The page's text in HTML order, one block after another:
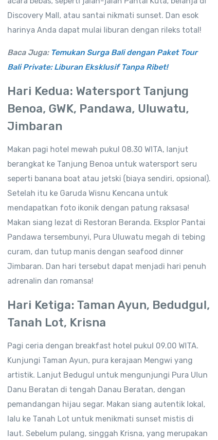
Discovery Mall, atau santai nikmati sunset. Dan esok
harinya Anda dapat mulai liburan dengan rileks total!
Baca Juga: Temukan Surga Bali dengan Paket Tour
Bali Private: Liburan Eksklusif Tanpa Ribet!
Hari Kedua: Watersport Tanjung
Benoa, GWK, Pandawa, Uluwatu,
Jimbaran
Makan pagi hotel mewah pukul 08.30 WITA, lanjut
berangkat ke Tanjung Benoa untuk watersport seru
seperti banana boat atau jetski (biaya sendiri, opsional).
Setelah itu ke Garuda Wisnu Kencana untuk
mendapatkan foto ikonik dengan patung raksasa!
Makan siang lezat di Restoran Beranda. Eksplor Pantai
Pandawa tersembunyi, Pura Uluwatu megah di tebing
curam, dan tutup manis dengan seafood dinner
Jimbaran. Dan hari tersebut dapat menjadi hari penuh
adrenalin dan romansa!
Hari Ketiga: Taman Ayun, Bedudgul,
Tanah Lot, Krisna
Pagi ceria dengan breakfast hotel pukul 09.00 WITA.
Kunjungi Taman Ayun, pura kerajaan Mengwi yang
artistik. Lanjut Bedugul untuk mengunjungi Pura Ulun
Danu Beratan di tengah Danau Beratan, dengan
pemandangan hijau segar. Makan siang autentik lokal,
lalu ke Tanah Lot untuk menikmati sunset mistis di
laut. Sebelum pulang, singgah Krisna, yang merupakan